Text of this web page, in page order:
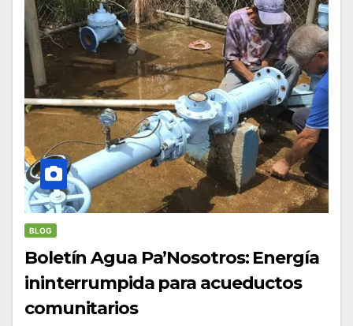
BLOG
Boletín Agua Pa’Nosotros: Energía
ininterrumpida para acueductos
comunitarios